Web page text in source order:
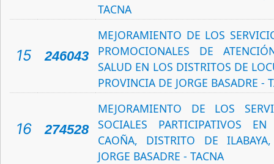
TACNA
15 246043
MEJORAMIENTO DE LOS
PROMOCIONALES DE
SALUD EN LOS DISTRITOS DE
PROVINCIA DE JORGE BASADRE -
16 274528
MEJORAMIENTO DE LOS
SOCIALES PARTICIPATIVOS
CAOÑA, DISTRITO DE
JORGE BASADRE - TACNA